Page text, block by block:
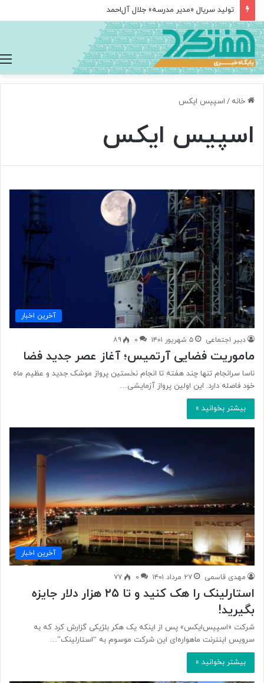
خانه / اسپیس ایکس
اسپیس ایکس
آخرین اخبار
دبیر اجتماعی ۵ شهریور ۱۴۰۱ ۰ ۸۹
ماموریت فضایی آرتمیس؛ آغاز عصر جدید فضا
ناسا سرانجام تنها چند هفته تا انجام نخستین پرواز موشک جدید و عظیم ماه
خود فاصله دارد. این اولین پرواز آزمایشی…
بیشتر بخوانید »
آخرین اخبار
مهدی قاسمی ۲۷ مرداد ۱۴۰۱ ۰ ۷۷
استارلینک را هک کنید و تا ۲۵ هزار دلار جایزه
بگیرید!
شرکت «اسپیس‌ایکس» پس از اینکه یک هکر بلژیکی گزارش کرد که به
سرویس اینترنت ماهواره‌ای این شرکت موسوم به “استارلینک”…
بیشتر بخوانید »